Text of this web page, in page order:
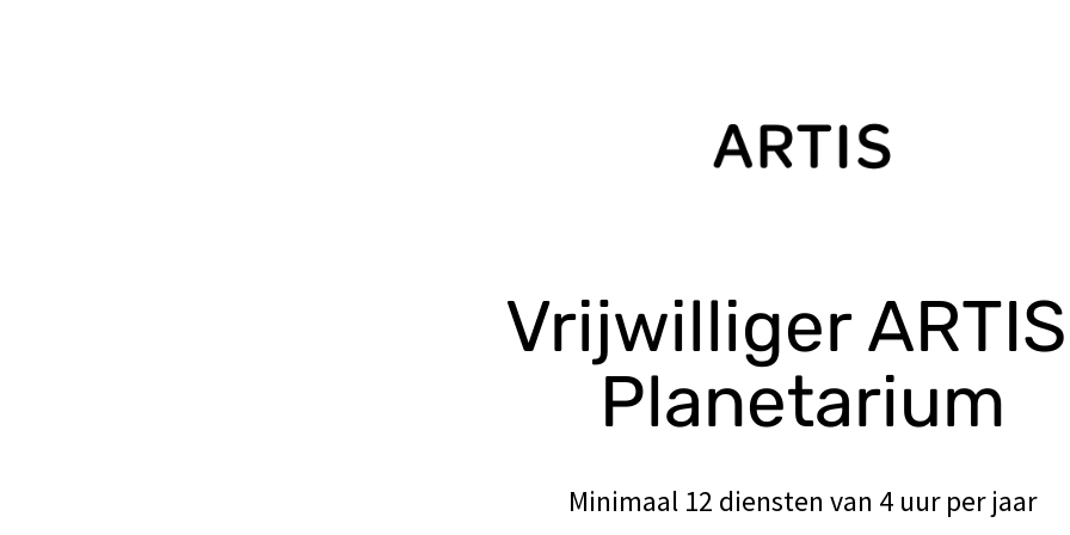
Vrijwilliger
Planetarium
Minimaal 12 diensten van 4 uur per jaar